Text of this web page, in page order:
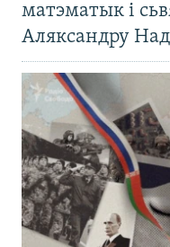
матэматык і
Аляксандру